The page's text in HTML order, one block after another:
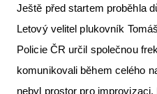
Ještě před startem proběhla
Letový velitel plukovník
Policie ČR určil společnou
komunikovali během celého
nebyl prostor pro